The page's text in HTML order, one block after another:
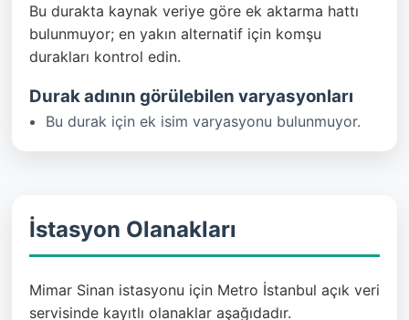
Bu durakta kaynak veriye göre ek aktarma hattı
bulunmuyor; en yakın alternatif için komşu
durakları kontrol edin.
Durak adının görülebilen varyasyonları
Bu durak için ek isim varyasyonu bulunmuyor.
İstasyon Olanakları
Mimar Sinan istasyonu için Metro İstanbul açık veri
servisinde kayıtlı olanaklar aşağıdadır.